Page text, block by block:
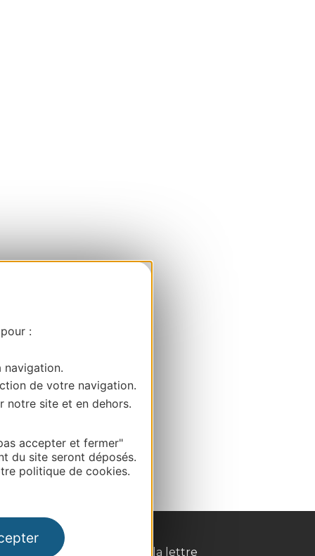
:
navigation.
de votre navigation.
notre site et en dehors.
accepter et fermer"
du site seront déposés.
politique de cookies.
Inscrivez-vous à la lettre